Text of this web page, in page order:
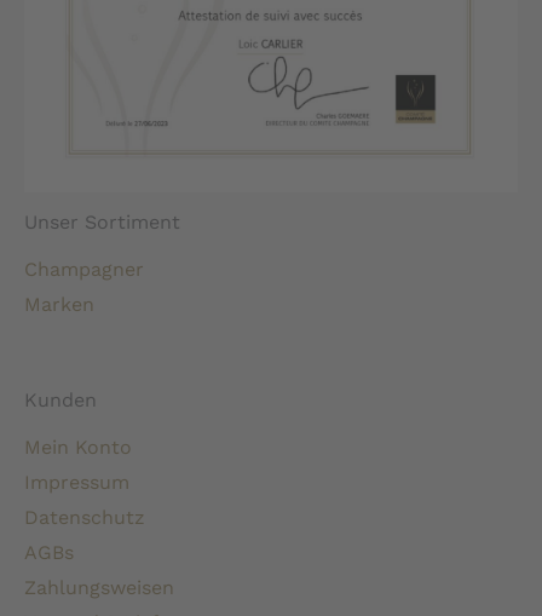
Unser Sortiment
Champagner
Marken
Kunden
Mein Konto
Impressum
Datenschutz
AGBs
Zahlungsweisen